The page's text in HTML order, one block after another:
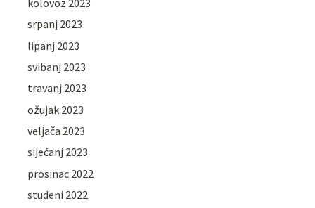
srpanj 2023
lipanj 2023
svibanj 2023
travanj 2023
ožujak 2023
veljača 2023
siječanj 2023
prosinac 2022
studeni 2022